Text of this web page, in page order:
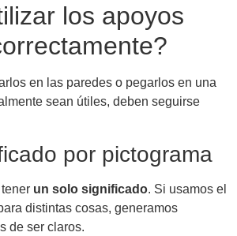
los apoyos
en las paredes o pegarlos en una
sean útiles, deben seguirse
por pictograma
un solo significado. Si usamos el
distintas cosas, generamos
de ser claros.